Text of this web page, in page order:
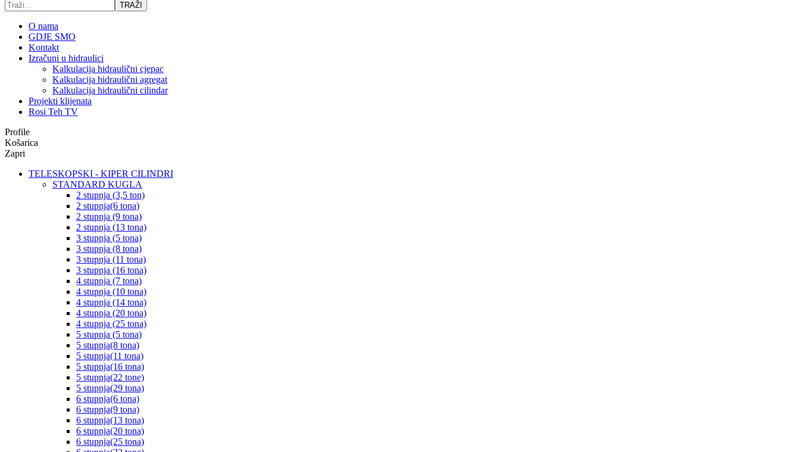
TRAŽI
O nama
GDJE SMO
Kontakt
Izračuni u hidraulici
Kalkulacija hidraulični cjepac
Kalkulacija hidraulični agregat
Kalkulacija hidraulični cilindar
Projekti klijenata
Rosi Teh TV
Profile
Košarica
Zapri
TELESKOPSKI - KIPER CILINDRI
STANDARD KUGLA
2 stupnja (3,5 ton)
2 stupnja(6 tona)
2 stupnja (9 tona)
2 stupnja (13 tona)
3 stupnja (5 tona)
3 stupnja (8 tona)
3 stupnja (11 tona)
3 stupnja (16 tona)
4 stupnja (7 tona)
4 stupnja (10 tona)
4 stupnja (14 tona)
4 stupnja (20 tona)
4 stupnja (25 tona)
5 stupnja (5 tona)
5 stupnja(8 tona)
5 stupnja(11 tona)
5 stupnja(16 tona)
5 stupnja(22 tone)
5 stupnja(29 tona)
6 stupnja(6 tona)
6 stupnja(9 tona)
6 stupnja(13 tona)
6 stupnja(20 tona)
6 stupnja(25 tona)